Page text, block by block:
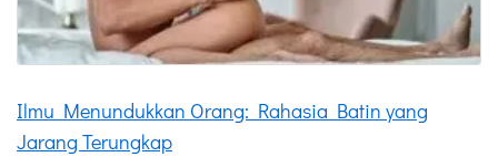
Ilmu Menundukkan Orang: Rahasia Batin yang
Jarang Terungkap